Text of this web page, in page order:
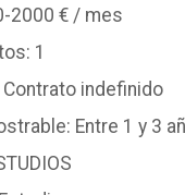
Minerales y
2000 € / mes
1
indefinido
Entre 1 y 3